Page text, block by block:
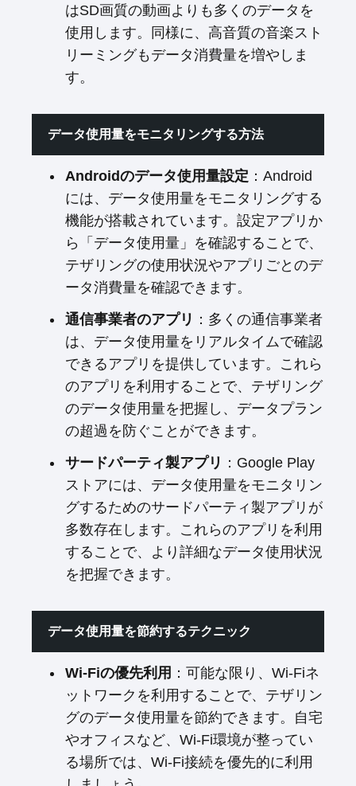
はSD画質の動画よりも多くのデータを
使用します。同様に、高音質の音楽スト
リーミングもデータ消費量を増やしま
す。
データ使用量をモニタリングする方法
Androidのデータ使用量設定 ：Android
には、データ使用量をモニタリングする
機能が搭載されています。設定アプリか
ら「データ使用量」を確認することで、
テザリングの使用状況やアプリごとのデ
ータ消費量を確認できます。
通信事業者のアプリ ：多くの通信事業者
は、データ使用量をリアルタイムで確認
できるアプリを提供しています。これら
のアプリを利用することで、テザリング
のデータ使用量を把握し、データプラン
の超過を防ぐことができます。
サードパーティ製アプリ ：Google Play
ストアには、データ使用量をモニタリン
グするためのサードパーティ製アプリが
多数存在します。これらのアプリを利用
することで、より詳細なデータ使用状況
を把握できます。
データ使用量を節約するテクニック
Wi-Fiの優先利用 ：可能な限り、Wi-Fiネ
ットワークを利用することで、テザリン
グのデータ使用量を節約できます。自宅
やオフィスなど、Wi-Fi環境が整ってい
る場所では、Wi-Fi接続を優先的に利用